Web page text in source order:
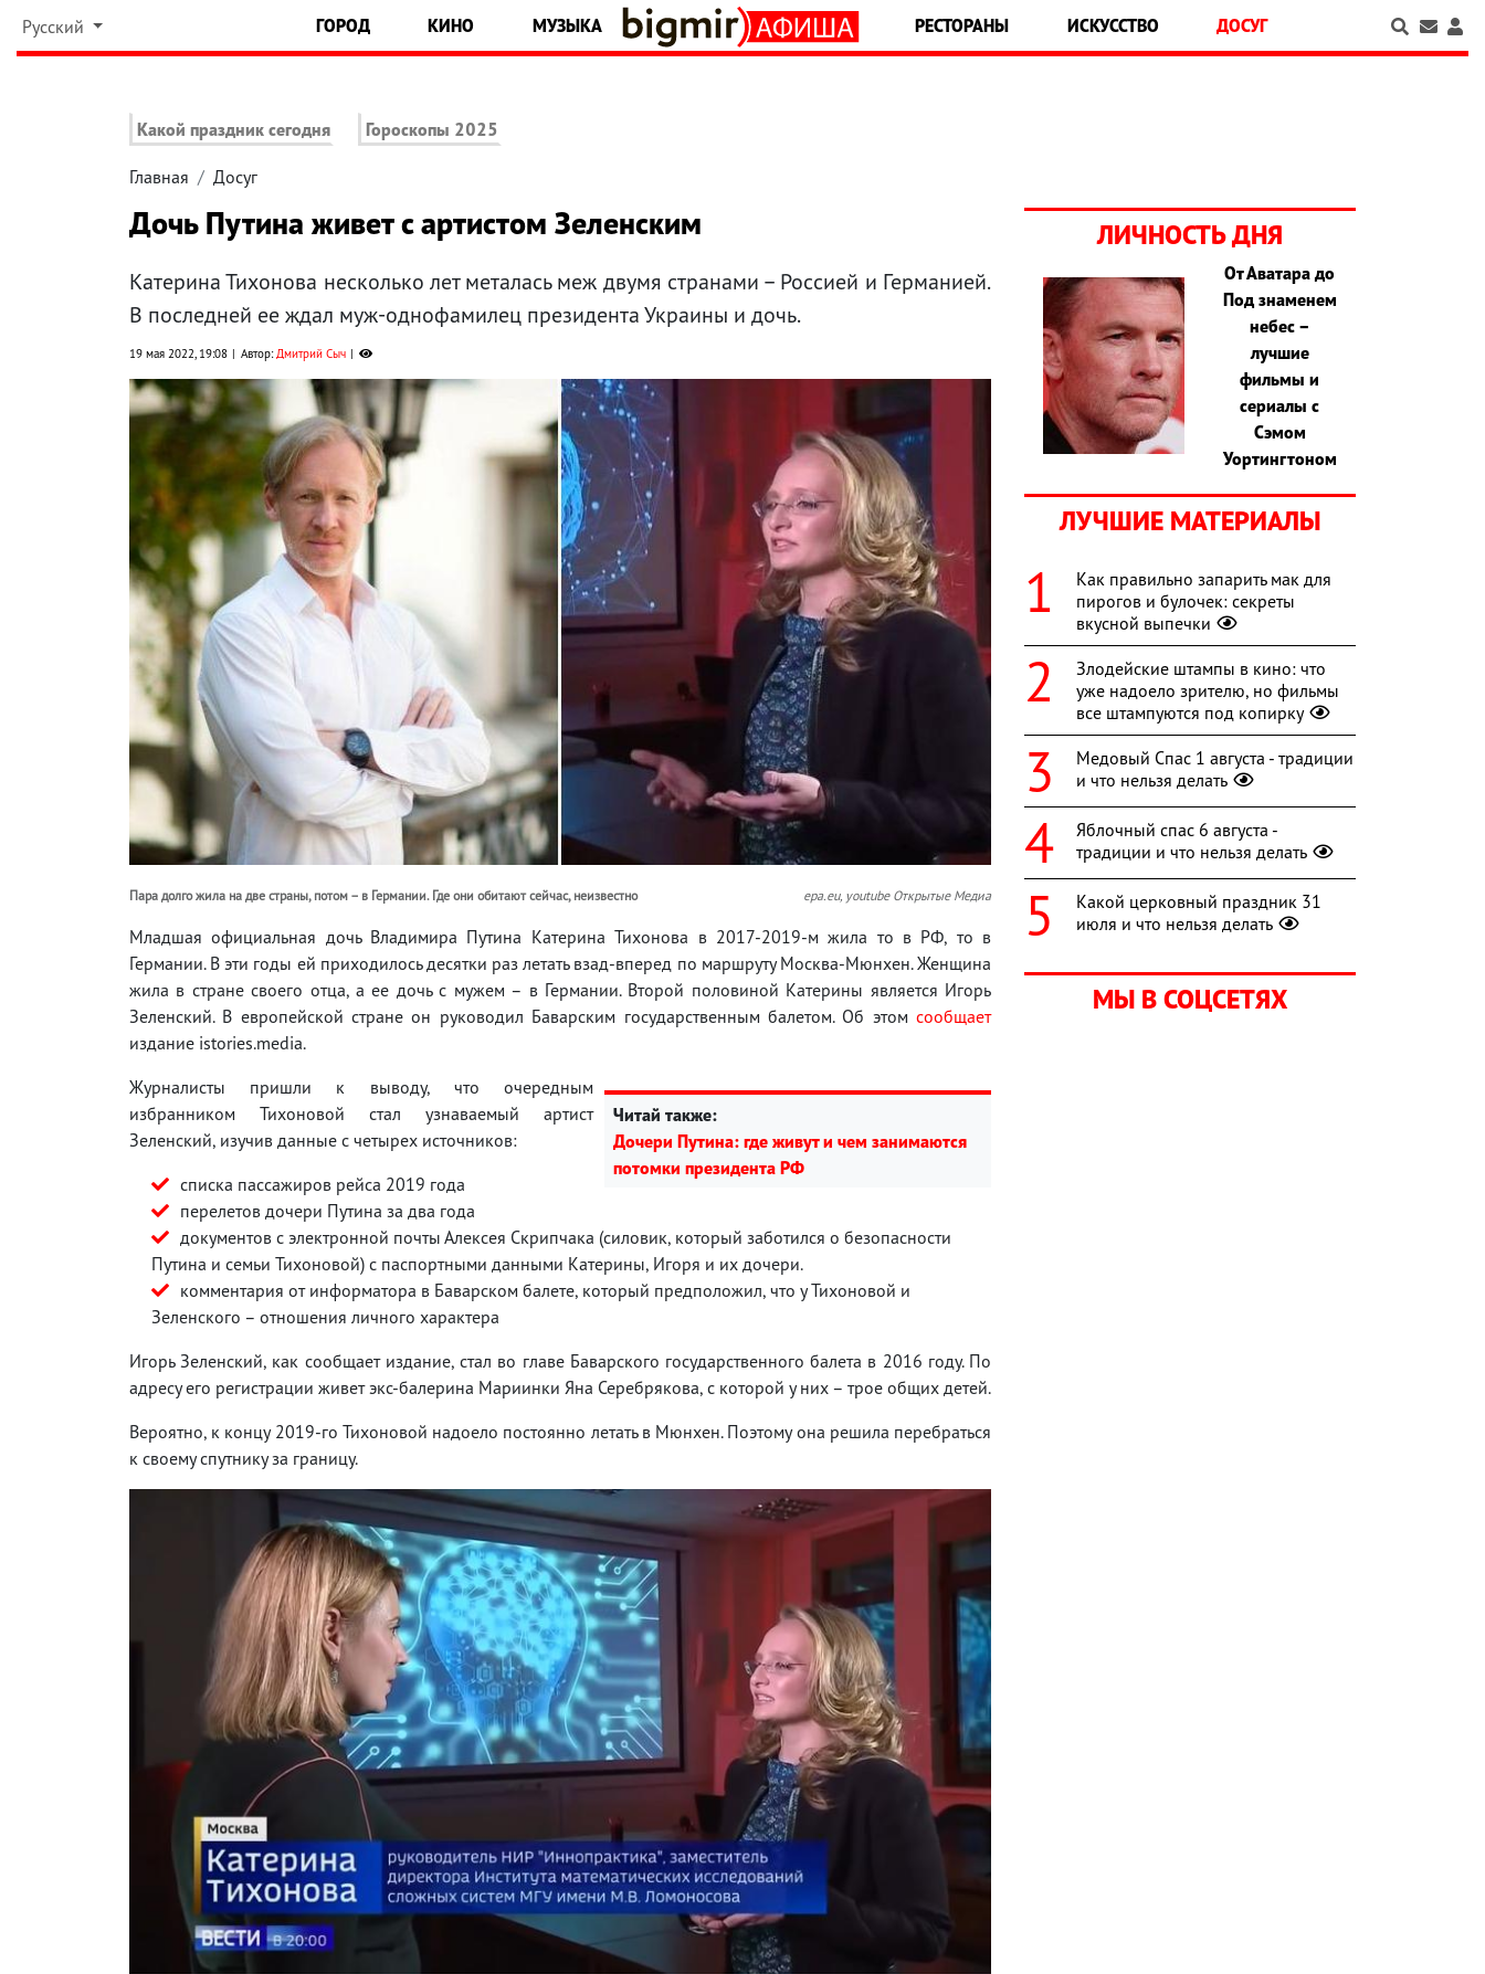
Русский ГОРОД КИНО МУЗЫКА РЕСТОРАНЫ ИСКУССТВО ДОСУГ
Какой праздник сегодня Гороскопы 2025
Главная Досуг
Дочь Путина живет с артистом Зеленским
Катерина Тихонова несколько лет металась меж двумя странами – Россией и Германией.
В последней ее ждал муж-однофамилец президента Украины и дочь.
19 мая 2022, 19:08 Автор:Дмитрий Сыч
Пара долго жила на две страны, потом – в Германии. Где они обитают сейчас, неизвестно epa.eu, youtube Открытые Медиа
Младшая официальная дочь Владимира Путина Катерина Тихонова в 2017-2019-м жила то в РФ, то в
Германии. В эти годы ей приходилось десятки раз летать взад-вперед по маршруту Москва-Мюнхен. Женщина
жила в стране своего отца, а ее дочь с мужем – в Германии. Второй половиной Катерины является Игорь
Зеленский. В европейской стране он руководил Баварским государственным балетом. Об этом сообщает
издание istories.media.
Читай также:
Дочери Путина: где живут и чем занимаются
потомки президента РФ
Журналисты пришли к выводу, что очередным
избранником Тихоновой стал узнаваемый артист
Зеленский, изучив данные с четырех источников:
списка пассажиров рейса 2019 года
перелетов дочери Путина за два года
документов с электронной почты Алексея Скрипчака (силовик, который заботился о безопасности
Путина и семьи Тихоновой) с паспортными данными Катерины, Игоря и их дочери.
комментария от информатора в Баварском балете, который предположил, что у Тихоновой и
Зеленского – отношения личного характера
Игорь Зеленский, как сообщает издание, стал во главе Баварского государственного балета в 2016 году. По
адресу его регистрации живет экс-балерина Мариинки Яна Серебрякова, с которой у них – трое общих детей.
Вероятно, к концу 2019-го Тихоновой надоело постоянно летать в Мюнхен. Поэтому она решила перебраться
к своему спутнику за границу.
ЛИЧНОСТЬ ДНЯ
От Аватара до
Под знаменем
небес –
лучшие
фильмы и
сериалы с
Сэмом
Уортингтоном
ЛУЧШИЕ МАТЕРИАЛЫ
Как правильно запарить мак для
пирогов и булочек: секреты
вкусной выпечки
Злодейские штампы в кино: что
уже надоело зрителю, но фильмы
все штампуются под копирку
Медовый Спас 1 августа - традиции
и что нельзя делать
Яблочный спас 6 августа -
традиции и что нельзя делать
Какой церковный праздник 31
июля и что нельзя делать
МЫ В СОЦСЕТЯХ